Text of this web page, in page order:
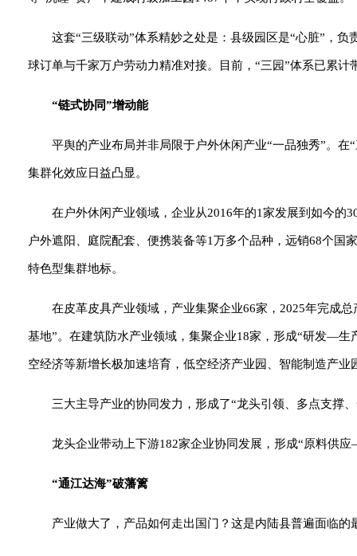
这套“三级联动”体系精妙之处是：县级园区是“心脏”，
球订单与千家万户劳动力精准对接。目前，“三园”体系已累
“链式协同”增动能
平舆的产业布局并非局限于户外休闲产业“一品独秀”。
集群化效应日益凸显。
在户外休闲产业领域，企业从2016年的1家发展到如今的
户外遮阳、庭院配套、便携装备等1万多个品种，远销68个
特色型集群地标。
在皮革皮具产业领域，产业集聚企业66家，2025年完成
基地”。在建筑防水产业领域，集聚企业18家，形成“研发—
空经济等新增长极加速培育，低空经济产业园、智能制造产
三大主导产业的协同发力，形成了“龙头引领、多点支撑
龙头企业带动上下游182家企业协同发展，形成“原料供
“通江达海”破藩篱
产业做大了，产品如何走出国门？这是内陆县普遍面临的